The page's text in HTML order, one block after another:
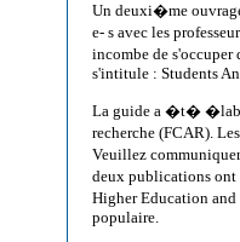
Un deuxi�me
e- s avec les
incombe de s'occuper
s'intitule : Students
La guide a �t�
recherche (FCAR).
Veuillez
deux publications
Higher Education
populaire.